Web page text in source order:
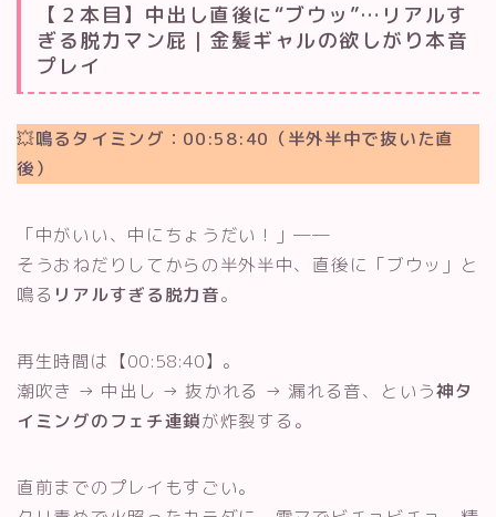
【２本目】中出し直後に“ブウッ”…リアルす
ぎる脱力マン屁｜金髪ギャルの欲しがり本音
プレイ
💥鳴るタイミング：00:58:40（半外半中で抜いた直
後）
「中がいい、中にちょうだい！」──
そうおねだりしてからの半外半中、直後に「ブウッ」と
鳴る リアルすぎる脱力音。
再生時間は【00:58:40】。
潮吹き → 中出し → 抜かれる → 漏れる音、という神タ
イミングのフェチ連鎖が炸裂する。
直前までのプレイもすごい。